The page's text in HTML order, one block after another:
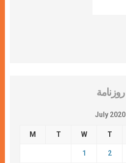
روزنامة
July 2020
M T W T
1 2